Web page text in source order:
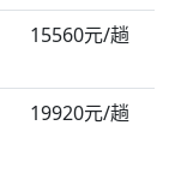
15560元/趟
19920元/趟